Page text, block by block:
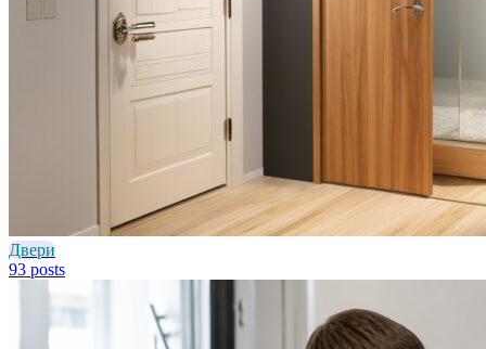
Двери
93 posts